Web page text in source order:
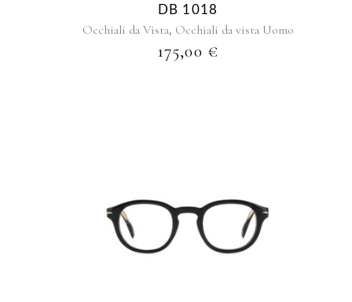
DB 1018
Occhiali da Vista, Occhiali da vista Uomo
175,00 €